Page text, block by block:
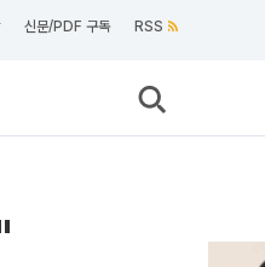
신문/PDF 구독 RSS